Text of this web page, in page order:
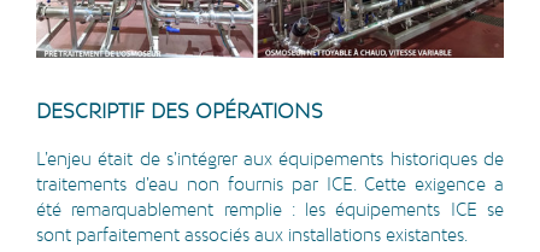
DESCRIPTIF DES OPÉRATIONS
L’enjeu était de s’intégrer aux équipements historiques de
traitements d’eau non fournis par ICE. Cette exigence a
été remarquablement remplie : les équipements ICE se
sont parfaitement associés aux installations existantes.